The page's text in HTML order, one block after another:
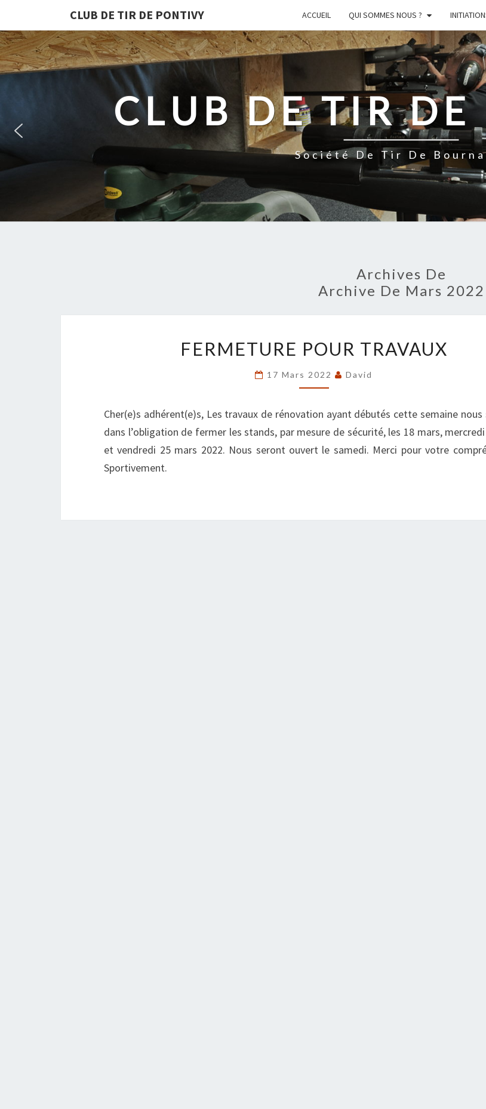
CLUB DE TIR DE PONTIVY ACCUEIL QUI SOMMES NOUS ?
CLUB DE TIR
Société De Tir De
Archives De
Archive De Mars 2022
POUR
TRAVAUX
FERMETURE POUR TRAVAUX
17 Mars 2022 David
Cher(e)s adhérent(e)s, Les travaux de rénovation ayant débutés cette semaine nous
dans l’obligation de fermer les stands, par mesure de sécurité, les 18 mars,
et vendredi 25 mars 2022. Nous seront ouvert le samedi. Merci pour votre
Sportivement.